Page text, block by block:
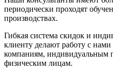
периодически проходят
производствах.
Гибкая система скидок и
клиенту делают работу с
компаниям, индивидуальным
физическим лицам.